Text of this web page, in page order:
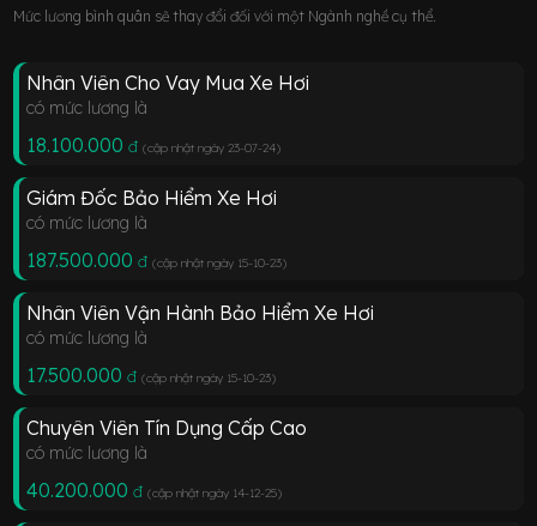
Mức lương bình quân sẽ thay đổi đối với một Ngành nghề cụ thể.
Nhân Viên Cho Vay Mua Xe Hơi
có mức lương là
18.100.000 đ (cập nhật ngày 23-07-24)
Giám Đốc Bảo Hiểm Xe Hơi
có mức lương là
187.500.000 đ (cập nhật ngày 15-10-23)
Nhân Viên Vận Hành Bảo Hiểm Xe Hơi
có mức lương là
17.500.000 đ (cập nhật ngày 15-10-23)
Chuyên Viên Tín Dụng Cấp Cao
có mức lương là
40.200.000 đ (cập nhật ngày 14-12-25)